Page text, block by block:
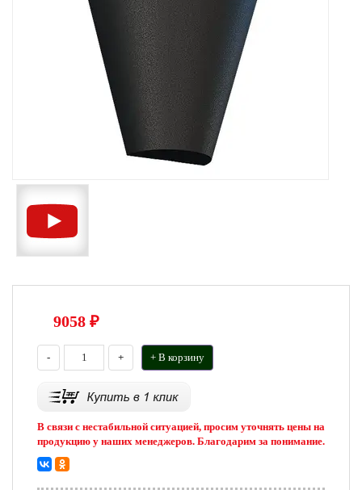
9058 ₽
- + + В корзину
В связи с нестабильной ситуацией, просим уточнять цены на
продукцию у наших менеджеров. Благодарим за понимание.